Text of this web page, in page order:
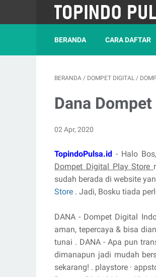
BERANDA CARA DAFTAR
BERANDA / DOMPET DIGITAL /
Dana
02 Apr, 2020
TopindoPulsa.id - Halo
Dompet Digital Play Store
sudah berada di website
Store . Jadi, Bosku tiada
DANA - Dompet Digital
aman, tepercaya & bisa
tunai . DANA - Apa pun
dimanapun jadi mudah
sekarang! . playstore ·